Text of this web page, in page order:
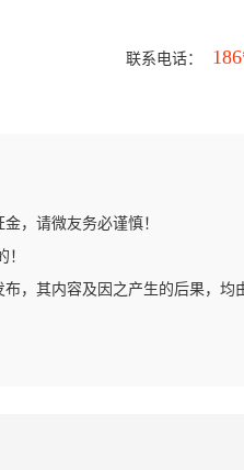
联系电话：
，请微友务必谨慎！
！
，其内容及因之产生的后果，均